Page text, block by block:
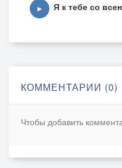
▶ Я к тебе со
КОММЕНТАРИИ (0)
Чтобы добавить